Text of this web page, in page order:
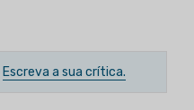
Escreva a sua crítica.